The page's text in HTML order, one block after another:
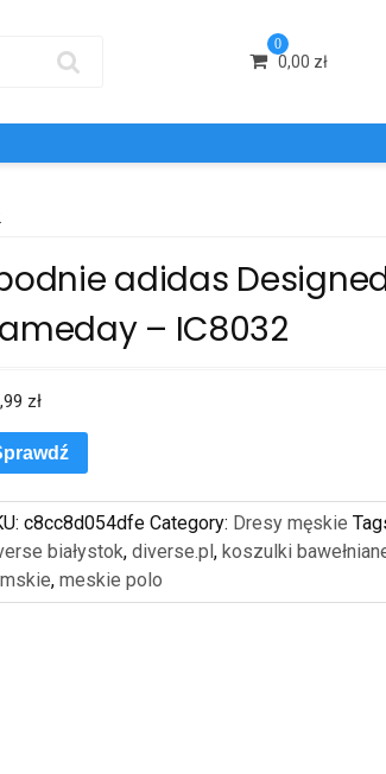
0
0,00 zł
adidas
– IC8032
zł
c8cc8d054dfe Category: Dresy męskie
białystok,diverse.pl,koszulki
,meskie polo